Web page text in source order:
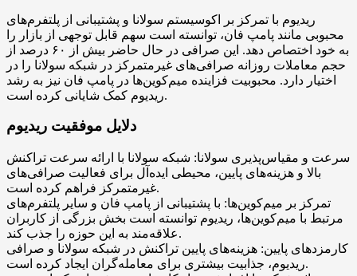
ریدیوم با تمرکز بر اکوسیستم سولانا و پشتیبانی از پلتفرم‌های
محبوبی مانند پامپ فان، توانسته است سهم قابل توجهی از بازار را
به خود اختصاص دهد. این صرافی در حال حاضر بیش از ۶۰ درصد از
حجم معاملات روزانه صرافی‌های غیرمتمرکز در شبکه سولانا را در
اختیار دارد. محبوبیت فزاینده میم‌کوین‌ها در پامپ فان نیز به رشد
ریدیوم کمک شایانی کرده است.
دلایل موفقیت ریدیوم
سرعت و مقیاس‌پذیری سولانا: شبکه سولانا با ارائه سرعت تراکنش
بالا و هزینه‌های پایین، محیطی ایده‌آل برای فعالیت صرافی‌های
غیرمتمرکز فراهم کرده است.
تمرکز بر میم‌کوین‌ها: با پشتیبانی از پامپ فان و سایر پلتفرم‌های
مرتبط با میم‌کوین‌ها، ریدیوم توانسته است بخش بزرگی از کاربران
علاقه‌مند به این حوزه را جذب کند.
کارمزدهای پایین: هزینه‌های پایین تراکنش در شبکه سولانا و صرافی
ریدیوم، جذابیت بیشتری برای معامله‌گران ایجاد کرده است.